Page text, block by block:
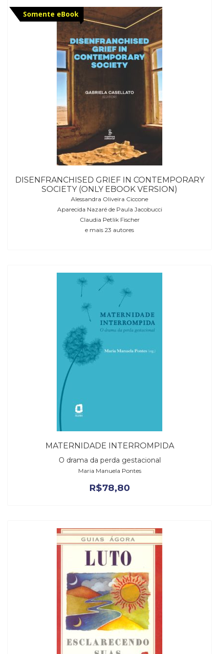
Somente eBook
DISENFRANCHISED GRIEF IN CONTEMPORARY
SOCIETY (ONLY EBOOK VERSION)
Alessandra Oliveira Ciccone
Aparecida Nazaré de Paula Jacobucci
Claudia Petlik Fischer
e mais 23 autores
MATERNIDADE INTERROMPIDA
O drama da perda gestacional
Maria Manuela Pontes
R$78,80